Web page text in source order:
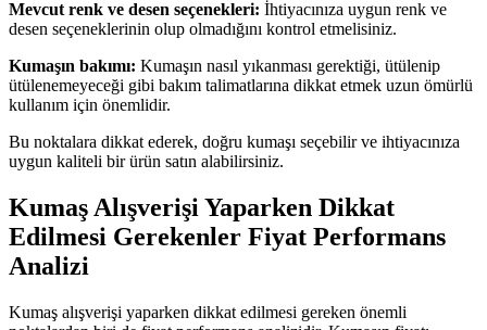
Mevcut renk ve desen seçenekleri: İhtiyacınıza uygun renk ve
desen seçeneklerinin olup olmadığını kontrol etmelisiniz.
Kumaşın bakımı: Kumaşın nasıl yıkanması gerektiği, ütülenip
ütülenemeyeceği gibi bakım talimatlarına dikkat etmek uzun ömürlü
kullanım için önemlidir.
Bu noktalara dikkat ederek, doğru kumaşı seçebilir ve ihtiyacınıza
uygun kaliteli bir ürün satın alabilirsiniz.
Kumaş Alışverişi Yaparken Dikkat
Edilmesi Gerekenler Fiyat Performans
Analizi
Kumaş alışverişi yaparken dikkat edilmesi gereken önemli